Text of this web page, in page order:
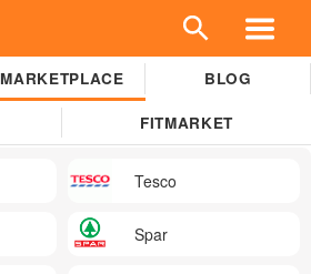
MARKETPLACE BLOG
FITMARKET
Tesco
Spar